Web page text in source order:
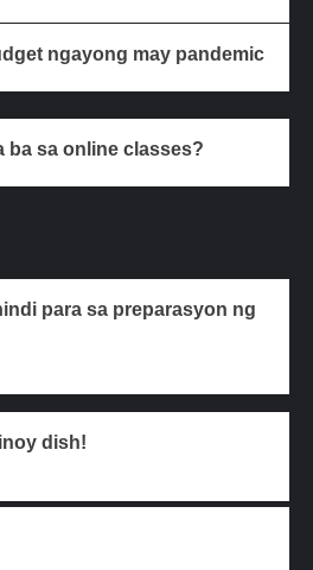
ngayong may pandemic
ba sa online classes?
para sa preparasyon ng
dish!